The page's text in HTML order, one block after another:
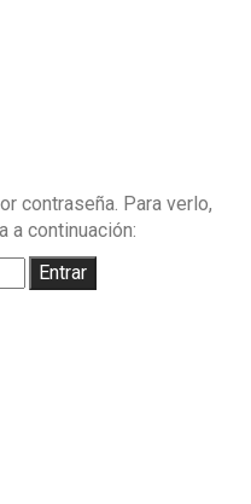
contraseña. Para verlo,
a continuación: